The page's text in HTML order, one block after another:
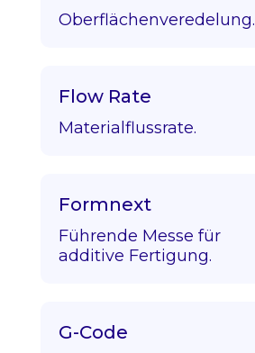
Oberflächenveredelung.
Flow Rate
Materialflussrate.
Formnext
Führende Messe für
additive Fertigung.
G-Code